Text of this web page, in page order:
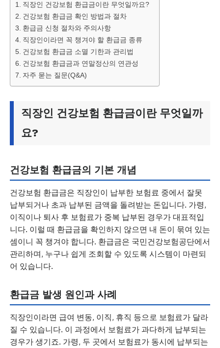
직장인 건강보험 환급금이란 무엇일까요?
건강보험 환급금 확인 방법과 절차
환급금 신청 절차와 주의사항
직장인이라면 꼭 챙겨야 할 환급금 종류
건강보험 환급금 소멸 기한과 관리법
건강보험 환급금과 연말정산의 연관성
자주 묻는 질문(Q&A)
직장인 건강보험 환급금이란 무엇일까
요?
건강보험 환급금의 기본 개념
건강보험 환급금은 직장인이 납부한 보험료 중에서 잘못
납부되거나 초과 납부된 금액을 돌려받는 돈입니다. 가령,
이직이나 퇴사 후 보험료가 중복 납부된 경우가 대표적입
니다. 이럴 때 환급금을 확인하지 않으면 내 돈이 묶여 있는
셈이니 꼭 챙겨야 합니다. 환급금은 국민건강보험공단에서
관리하며, 누구나 쉽게 조회할 수 있도록 시스템이 마련되
어 있습니다.
환급금 발생 원인과 사례
직장인이라면 급여 변동, 이직, 휴직 등으로 보험료가 달라
질 수 있습니다. 이 과정에서 보험료가 과다하게 납부되는
경우가 생기죠. 가령, 두 곳에서 보험료가 동시에 납부되는